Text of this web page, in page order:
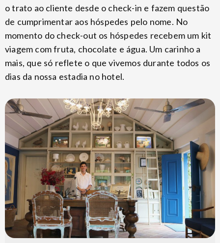
o trato ao cliente desde o check-in e fazem questão
de cumprimentar aos hóspedes pelo nome. No
momento do check-out os hóspedes recebem um kit
viagem com fruta, chocolate e água. Um carinho a
mais, que só reflete o que vivemos durante todos os
dias da nossa estadia no hotel.